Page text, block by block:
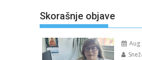
Skorašnje objave
Aug